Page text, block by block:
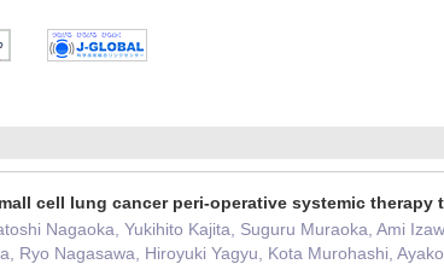
cell lung cancer peri-operative systemic therapy
Nagaoka, Yukihito Kajita, Suguru Muraoka, Ami
Ryo Nagasawa, Hiroyuki Yagyu, Kota Murohashi,